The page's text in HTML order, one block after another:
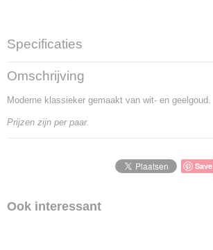
Specificaties
Artikelnummer
Cera 3411
Materiaal
Goud Karaat
Omschrijving
Moderne klassieker gemaakt van wit- en geelgoud.
Prijzen zijn per paar.
Save
Ook interessant